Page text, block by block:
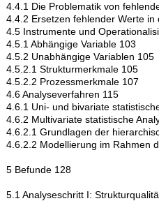
4.4.1 Die Problematik von
4.4.2 Ersetzen fehlender Werte in
4.5 Instrumente und
4.5.1 Abhängige Variable 103
4.5.2 Unabhängige Variablen 105
4.5.2.1 Strukturmerkmale 105
4.5.2.2 Prozessmerkmale 107
4.6 Analyseverfahren 115
4.6.1 Uni- und bivariate
4.6.2 Multivariate statistische
4.6.2.1 Grundlagen der
4.6.2.2 Modellierung im Rahmen
5 Befunde 128
5.1 Analyseschritt I: